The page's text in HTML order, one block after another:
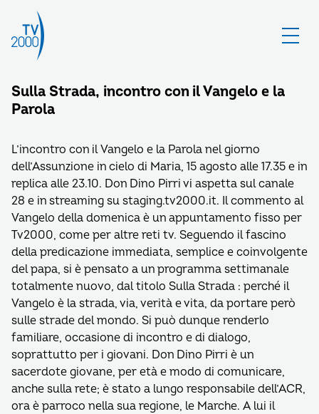
Sulla Strada, incontro con il Vangelo e la
Parola
L’incontro con il Vangelo e la Parola nel giorno
dell’Assunzione in cielo di Maria, 15 agosto alle 17.35 e in
replica alle 23.10. Don Dino Pirri vi aspetta sul canale
28 e in streaming su staging.tv2000.it. Il commento al
Vangelo della domenica è un appuntamento fisso per
Tv2000, come per altre reti tv. Seguendo il fascino
della predicazione immediata, semplice e coinvolgente
del papa, si è pensato a un programma settimanale
totalmente nuovo, dal titolo Sulla Strada : perché il
Vangelo è la strada, via, verità e vita, da portare però
sulle strade del mondo. Si può dunque renderlo
familiare, occasione di incontro e di dialogo,
soprattutto per i giovani. Don Dino Pirri è un
sacerdote giovane, per età e modo di comunicare,
anche sulla rete; è stato a lungo responsabile dell’ACR,
ora è parroco nella sua regione, le Marche. A lui il